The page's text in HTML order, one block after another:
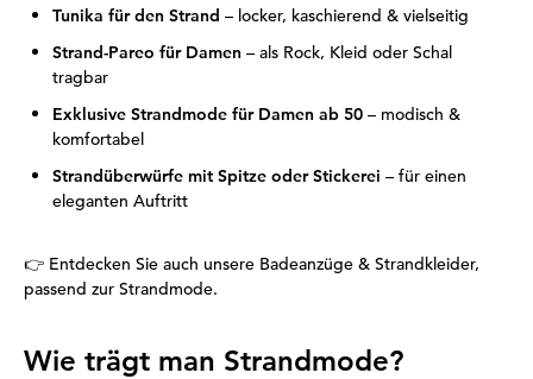
Tunika für den Strand – locker, kaschierend & vielseitig
Strand-Pareo für Damen – als Rock, Kleid oder Schal
tragbar
Exklusive Strandmode für Damen ab 50 – modisch &
komfortabel
Strandüberwürfe mit Spitze oder Stickerei – für einen
eleganten Auftritt
👉 Entdecken Sie auch unsere Badeanzüge & Strandkleider,
passend zur Strandmode.
Wie trägt man Strandmode?